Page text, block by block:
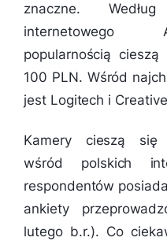
znaczne.
internetowego
popularnością
100 PLN. Wśród
jest Logitech i
Kamery cieszą się
wśród polskich
respondentów
ankiety
lutego b.r.). Co